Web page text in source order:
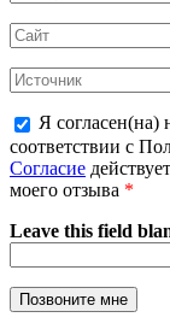
Я согласен(на)
соответствии с
Согласие
моего отзыва *
Leave this field